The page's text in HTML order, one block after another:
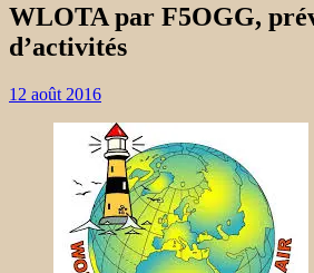
WLOTA par F5OGG,
d’activités
12 août 2016